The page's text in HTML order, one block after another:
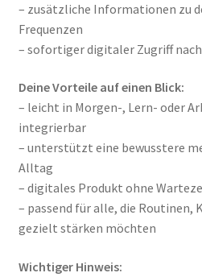
– zusätzliche Informationen zu
Frequenzen
– sofortiger digitaler Zugriff
Deine Vorteile auf einen Blick:
– leicht in Morgen-, Lern- oder
integrierbar
– unterstützt eine bewusstere
Alltag
– digitales Produkt ohne
– passend für alle, die
gezielt stärken möchten
Wichtiger Hinweis: